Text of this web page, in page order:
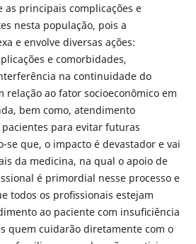
principais complicações e
nesta população, pois a
e envolve diversas ações:
e comorbidades,
na continuidade do
ao fator socioeconômico em
bem como, atendimento
para evitar futuras
se que, o impacto é devastador e vai
da medicina, na qual o apoio de
é primordial nesse processo e
todos os proﬁssionais estejam
ao paciente com insuﬁciência
quem cuidarão diretamente com o